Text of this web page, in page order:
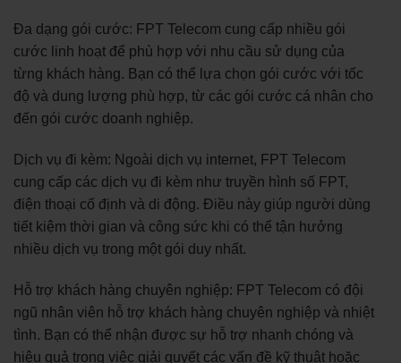
Đa dạng gói cước: FPT Telecom cung cấp nhiều gói
cước linh hoạt để phù hợp với nhu cầu sử dụng của
từng khách hàng. Bạn có thể lựa chọn gói cước với tốc
độ và dung lượng phù hợp, từ các gói cước cá nhân cho
đến gói cước doanh nghiệp.
Dịch vụ đi kèm: Ngoài dịch vụ internet, FPT Telecom
cung cấp các dịch vụ đi kèm như truyền hình số FPT,
điện thoại cố định và di động. Điều này giúp người dùng
tiết kiệm thời gian và công sức khi có thể tận hưởng
nhiều dịch vụ trong một gói duy nhất.
Hỗ trợ khách hàng chuyên nghiệp: FPT Telecom có đội
ngũ nhân viên hỗ trợ khách hàng chuyên nghiệp và nhiệt
tình. Bạn có thể nhận được sự hỗ trợ nhanh chóng và
hiệu quả trong việc giải quyết các vấn đề kỹ thuật hoặc